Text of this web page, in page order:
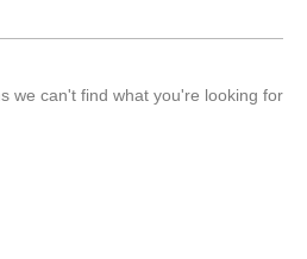
we can't find what you're looking for.